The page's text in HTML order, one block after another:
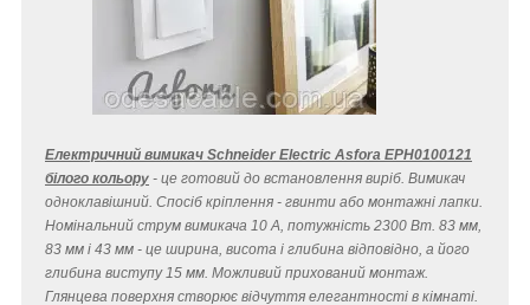
Електричний вимикач Schneider Electric Asfora EPH0100121
білого кольору - це готовий до встановлення виріб. Вимикач
одноклавішний. Спосіб кріплення - гвинти або монтажні лапки.
Номінальний струм вимикача 10 A, потужність 2300 Вт. 83 мм,
83 мм і 43 мм - це ширина, висота і глибина відповідно, а його
глибина виступу 15 мм. Можливий прихований монтаж.
Глянцева поверхня створює відчуття елегантності в кімнаті.